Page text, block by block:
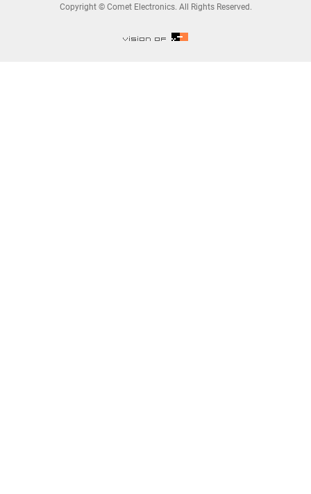
Copyright © Comet Electronics. All Rights Reserved.